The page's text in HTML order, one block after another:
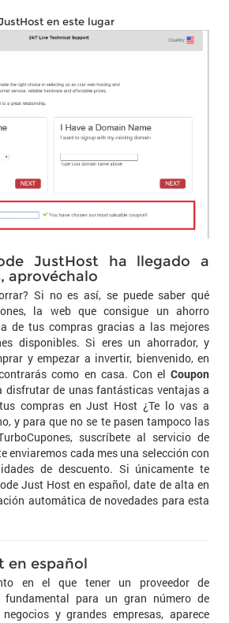
en este lugar
JustHost ha llegado a
aprovéchalo
Si no es así, se puede saber qué
la web que consigue un ahorro
de tus compras gracias a las mejores
disponibles. Si eres un ahorrador, y
y empezar a invertir, bienvenido, en
como en casa. Con el Coupon
disfrutar de unas fantásticas ventajas a
compras en Just Host ¿Te lo vas a
y para que no se te pasen tampoco las
suscríbete al servicio de
enviaremos cada mes una selección con
de descuento. Si únicamente te
Just Host en español, date de alta en
automática de novedades para esta
en español
en el que tener un proveedor de
para un gran número de
y grandes empresas, aparece